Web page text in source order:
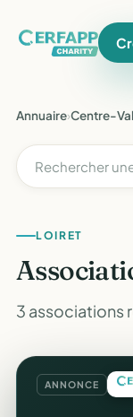
Annuaire›Centre-
LOIRET
3 associations
ANNONCE